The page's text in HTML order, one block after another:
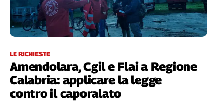
Welfare
Italia
Internazionale
Categorie
Filcams
Filctem
LE RICHIESTE
Amendolara, Cgil e Flai a Regione
Calabria: applicare la legge
contro il caporalato